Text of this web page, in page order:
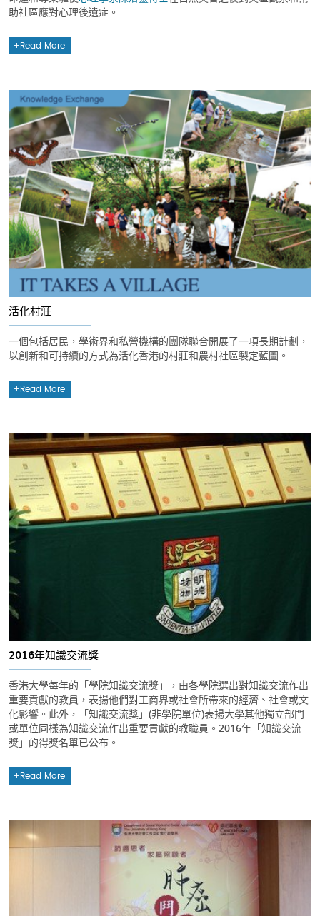
助社區應對心理後遺症。
Read More
活化村莊
一個包括居民，學術界和私營機構的團隊聯合開展了一項長期計劃，
以創新和可持續的方式為活化香港的村莊和農村社區製定藍圖。
Read More
2016年知識交流獎
香港大學每年的「學院知識交流獎」，由各學院選出對知識交流作出
重要貢獻的教員，表揚他們對工商界或社會所帶來的經濟、社會或文
化影響。此外，「知識交流獎」(非學院單位)表揚大學其他獨立部門
或單位同樣為知識交流作出重要貢獻的教職員。2016年「知識交流
獎」的得獎名單已公布。
Read More